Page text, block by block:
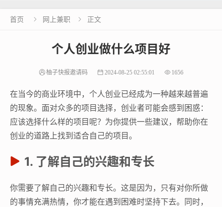
首页  网上兼职  正文
个人创业做什么项目好
柚子快报邀请码 2024-08-25 02:55:01 1656
在当今的商业环境中，个人创业已经成为一种越来越普遍
的现象。面对众多的项目选择，创业者可能会感到困惑：
应该选择什么样的项目呢？为你提供一些建议，帮助你在
创业的道路上找到适合自己的项目。
1. 了解自己的兴趣和专长
你需要了解自己的兴趣和专长。这是因为，只有对你所做
的事情充满热情，你才能在遇到困难时坚持下去。同时，